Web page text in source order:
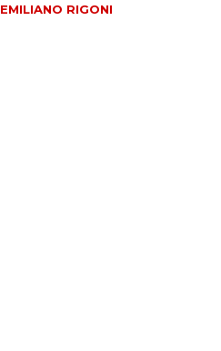
EMILIANO RIGONI